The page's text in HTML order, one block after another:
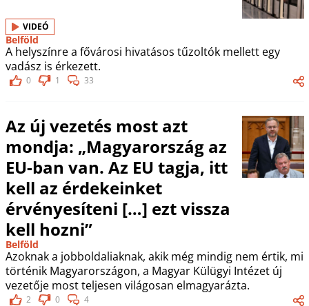
VIDEÓ
Belföld
A helyszínre a fővárosi hivatásos tűzoltók mellett egy
vadász is érkezett.
0 1 33
Az új vezetés most azt
mondja: „Magyarország az
EU-ban van. Az EU tagja, itt
kell az érdekeinket
érvényesíteni […] ezt vissza
kell hozni”
Belföld
Azoknak a jobboldaliaknak, akik még mindig nem értik, mi
történik Magyarországon, a Magyar Külügyi Intézet új
vezetője most teljesen világosan elmagyarázta.
2 0 4